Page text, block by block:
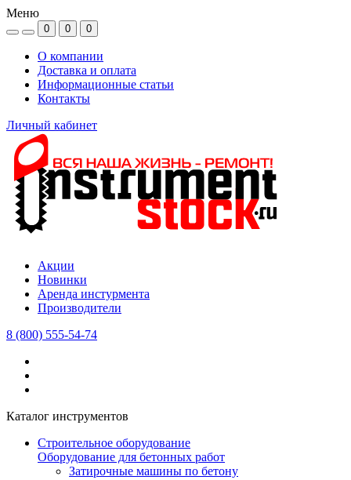
Меню
0 0 0
О компании
Доставка и оплата
Информационные статьи
Контакты
Личный кабинет
Акции
Новинки
Аренда инстурмента
Производители
8 (800) 555-54-74
Каталог инструментов
Строительное оборудование
Оборудование для бетонных работ
Затирочные машины по бетону